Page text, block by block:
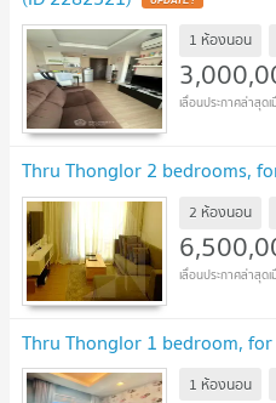
1 ห้องนอน
Thru Thonglor 2 bedrooms,
2 ห้องนอน
Thru Thonglor 1 bedroom, for
1 ห้องนอน